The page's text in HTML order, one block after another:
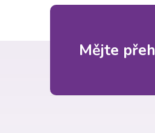
Mějte